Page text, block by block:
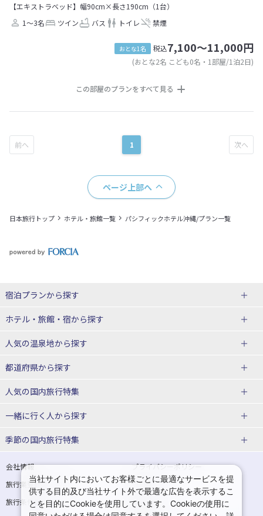
【エキストラベッド】幅90cm×長さ190cm（1台）
1～3名
ツイン バス トイレ 禁煙
おとな1名 税込7,100～11,000円
(おとな2名 こども0名・1部屋/1泊2日)
この部屋のプランをすべて見る
1
ページ上部へ
日本旅行トップ ホテル・旅館一覧 パシフィックホテル沖縄/プラン一覧
宿泊プランから探す
北海道
東北
青森県
宮城県
山形県
関東
埼玉県 千葉県
茨城県 栃木県
ホテル・旅館・宿から探す
北海道ホテル・旅館
青森県ホテル・旅館
宮城県ホテル・旅館
山形県ホテル・旅館
東京都ホテル・旅館 神奈川県ホテル・旅館
埼玉県ホテル・旅館 千葉県ホテル・旅館
人気の温泉地から探す
北海道
湯の川温泉(北海道)
十勝川温泉(北海道)
洞爺湖温泉(北海道)
層雲峡温泉(北海道)
東北
花巻温泉(岩手) 蔵王温泉(山形)
都道府県から探す
北海道旅行・ツアー
東北
青森旅行・ツアー 岩手旅行・ツアー
宮城旅行・ツアー 秋田旅行・ツアー
山形旅行・ツアー 福島旅行・ツアー
人気の国内旅行特集
東京ディズニーリゾート®への旅
ユニバーサル・スタジオ・ジャパ
一緒に行く人から探す
一人旅 国内版
カップル・夫婦旅行 国内版 女子旅 国内版
卒業旅行・学生旅行 国内版
季節の国内旅行特集
桜・お花見特集
ゴールデンウィーク（GW）の国内
旅行
夏休み・お盆の国内旅行 7月の国内旅行
会社情報
プライバシーポリシー
旅行業登録票・約款
規約集
旅行条件書
商標について
当社サイト内においてお客様ごとに最適なサービスを提
供する目的及び当社サイト外で最適な広告を表示するこ
とを目的にCookieを使用しています。Cookieの使用に